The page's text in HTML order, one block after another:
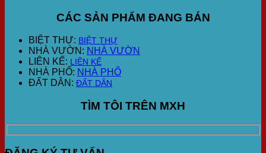
CÁC SẢN PHẨM ĐANG BÁN
BIỆT THỰ: BIỆT THỰ
NHÀ VƯỜN: NHÀ VƯỜN
LIÊN KẾ: LIÊN KẾ
NHÀ PHỐ: NHÀ PHỐ
ĐẤT DÂN: ĐẤT DÂN
TÌM TÔI TRÊN MXH